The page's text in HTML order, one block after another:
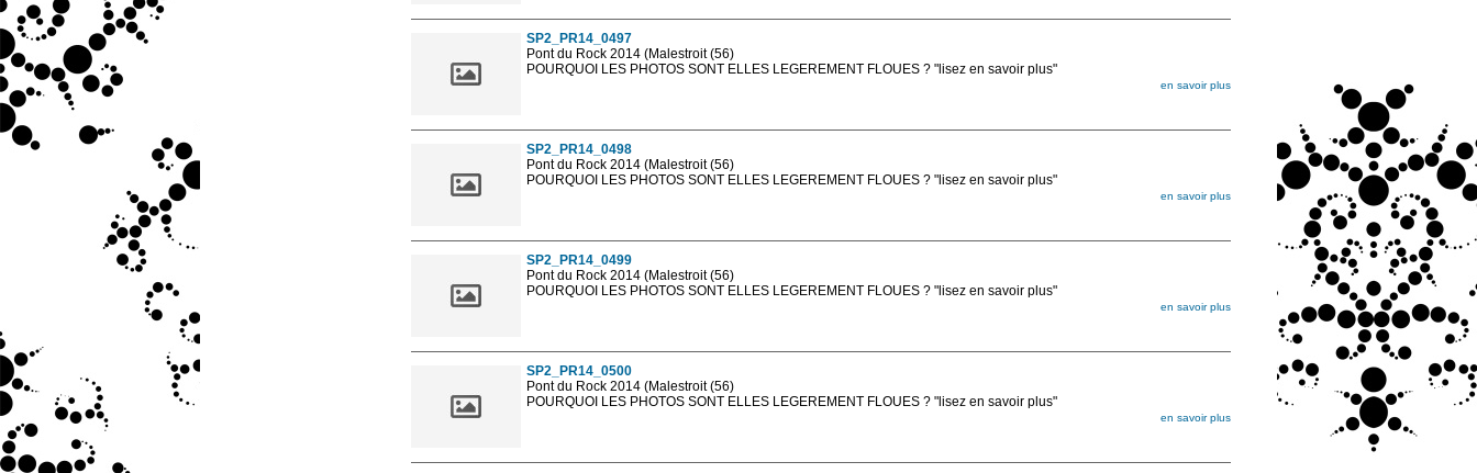
SP2_PR14_0497
Pont du Rock 2014 (Malestroit (56)
POURQUOI LES PHOTOS SONT ELLES LEGEREMENT FLOUES ? "lisez en savoir plus"
en savoir plus
SP2_PR14_0498
Pont du Rock 2014 (Malestroit (56)
POURQUOI LES PHOTOS SONT ELLES LEGEREMENT FLOUES ? "lisez en savoir plus"
en savoir plus
SP2_PR14_0499
Pont du Rock 2014 (Malestroit (56)
POURQUOI LES PHOTOS SONT ELLES LEGEREMENT FLOUES ? "lisez en savoir plus"
en savoir plus
SP2_PR14_0500
Pont du Rock 2014 (Malestroit (56)
POURQUOI LES PHOTOS SONT ELLES LEGEREMENT FLOUES ? "lisez en savoir plus"
en savoir plus